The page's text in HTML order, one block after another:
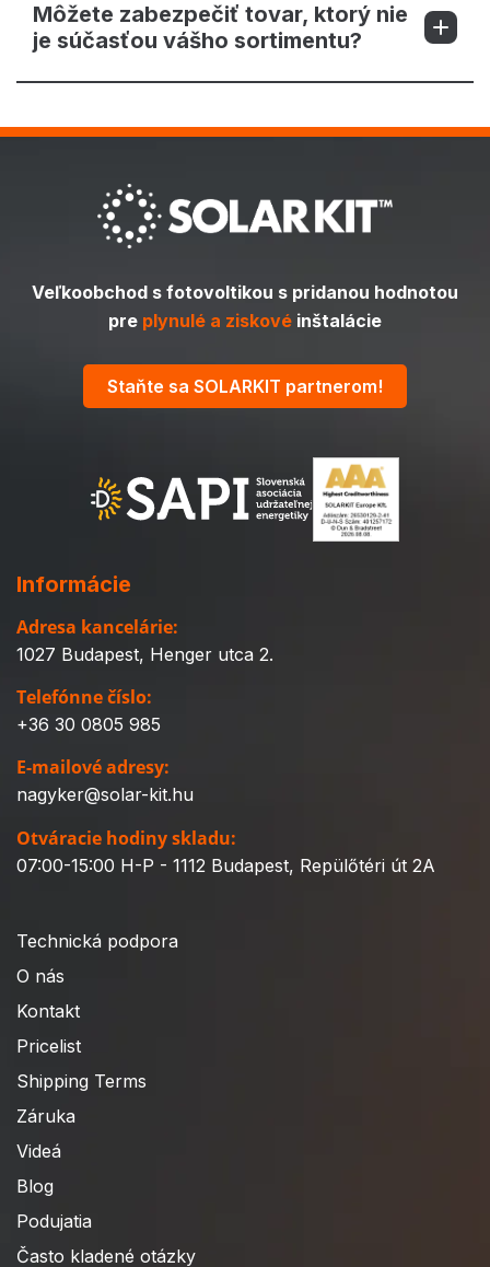
Môžete zabezpečiť tovar, ktorý nie
je súčasťou vášho sortimentu?
Veľkoobchod s fotovoltikou s pridanou hodnotou
pre plynulé a ziskové inštalácie
Staňte sa SOLARKIT partnerom!
Informácie
Adresa kancelárie:
1027 Budapest, Henger utca 2.
Telefónne číslo:
+36 30 0805 985
E-mailové adresy:
nagyker@solar-kit.hu
Otváracie hodiny skladu:
07:00-15:00 H-P - 1112 Budapest, Repülőtéri út 2A
Technická podpora
O nás
Kontakt
Pricelist
Shipping Terms
Záruka
Videá
Blog
Podujatia
Často kladené otázky